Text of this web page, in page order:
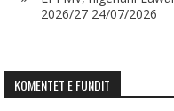
2026/27 24/07/2026
KOMENTET E FUNDIT